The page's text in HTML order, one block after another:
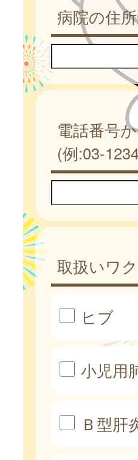
病院の住
電話番号
(例:03-
取扱いワ
ヒブ
小児用
Ｂ型肝